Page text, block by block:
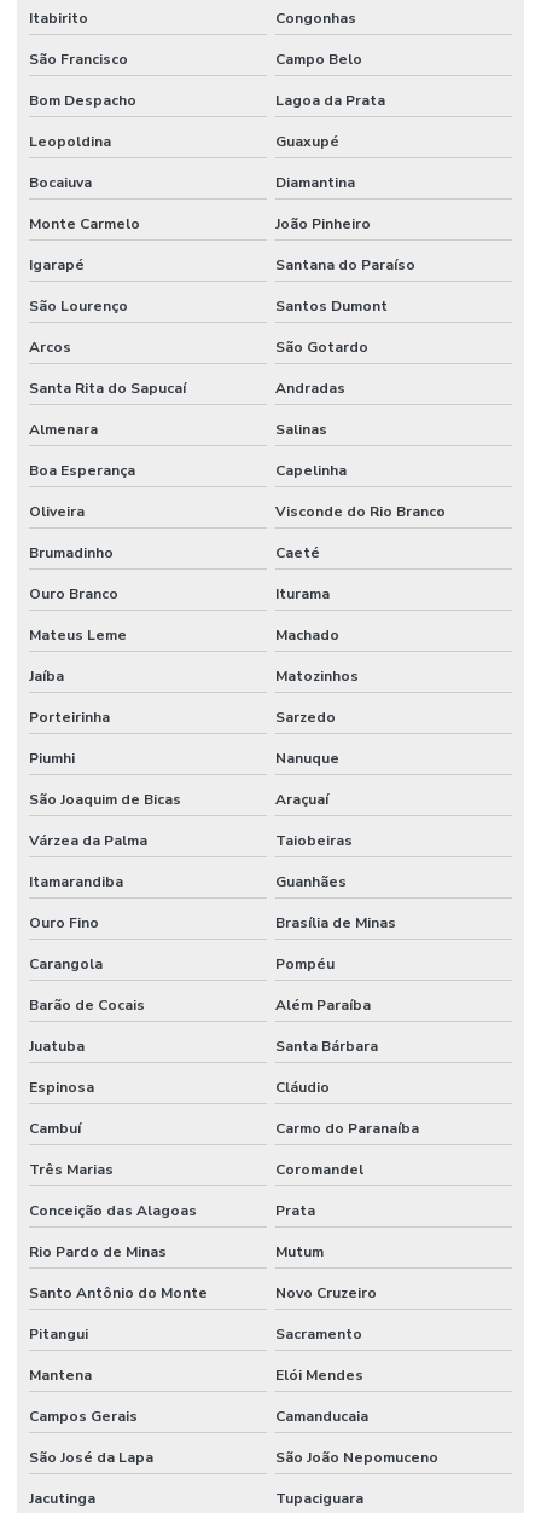
Instalação De Equipamentos
Junta Cardan Em Minas Gerais
Junta Universal
Lâmina Para Terraplanagem
Lâminas Para Nivelamento De Terrenos Em Minas Gerais
Mangueira 100r7 Alta Pressão
Mangueira 100r7 Preta
Mangueira De Alta Pressão Em Minas Gerais
Mangueira De Borracha 1 4 3 4 Para Oleos
Mangueira Hidráulica
Mangueira Hidráulica 100r14 Alta Pressão
Mangueira Hidráulica 100r15
Mangueira Hidráulica Alta Pressão
Mangueira Hidráulica Alta Pressão 100r2at
Mangueira Hidráulica Com Espirais De Aço
Mangueira Hidráulica De Alta Pressão Em Minas Gerais
Mangueira Hidráulica Preço
Mangueira Oleos Solventes
Manômetro De Pressão
Manômetro De Pressão Com Caixa Em Inox
Manutenção De Equipamentos Hidráulicos
Motor Hidráulico
Óleo De Motor
Óleo Direção
Óleo Hidráulico
Óleo Hidráulico Para Direção
Onde Comprar Articulação De Direção Em Minas Gerais
Onde Comprar Filtro De Óleo Em Minas Gerais
Itabirito Congonhas
São Francisco Campo Belo
Bom Despacho Lagoa da Prata
Leopoldina Guaxupé
Bocaiuva Diamantina
Monte Carmelo João Pinheiro
Igarapé Santana do Paraíso
São Lourenço Santos Dumont
Arcos São Gotardo
Santa Rita do Sapucaí Andradas
Almenara Salinas
Boa Esperança Capelinha
Oliveira Visconde do Rio Branco
Brumadinho Caeté
Ouro Branco Iturama
Mateus Leme Machado
Jaíba Matozinhos
Porteirinha Sarzedo
Piumhi Nanuque
São Joaquim de Bicas Araçuaí
Várzea da Palma Taiobeiras
Itamarandiba Guanhães
Ouro Fino Brasília de Minas
Carangola Pompéu
Barão de Cocais Além Paraíba
Juatuba Santa Bárbara
Espinosa Cláudio
Cambuí Carmo do Paranaíba
Três Marias Coromandel
Conceição das Alagoas Prata
Rio Pardo de Minas Mutum
Santo Antônio do Monte Novo Cruzeiro
Pitangui Sacramento
Mantena Elói Mendes
Campos Gerais Camanducaia
São José da Lapa São João Nepomuceno
Jacutinga Tupaciguara